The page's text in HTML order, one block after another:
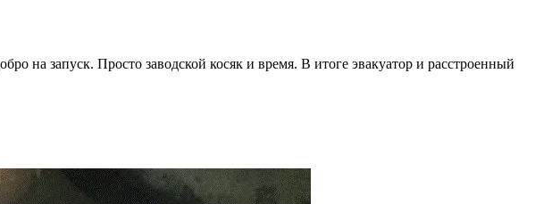
на запуск. Просто заводской косяк и время. В итоге эвакуатор и расстроенный